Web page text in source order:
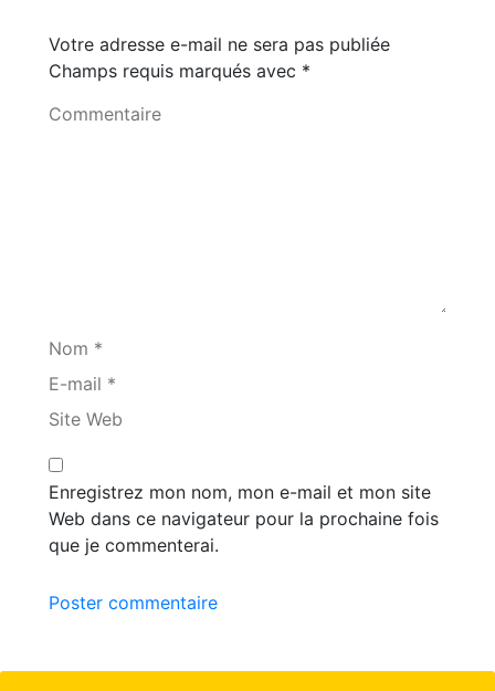
Votre adresse e-mail ne sera pas publiée
Champs requis marqués avec *
Commentaire
Nom *
E-mail *
Site Web
Enregistrez mon nom, mon e-mail et mon site
Web dans ce navigateur pour la prochaine fois
que je commenterai.
Poster commentaire